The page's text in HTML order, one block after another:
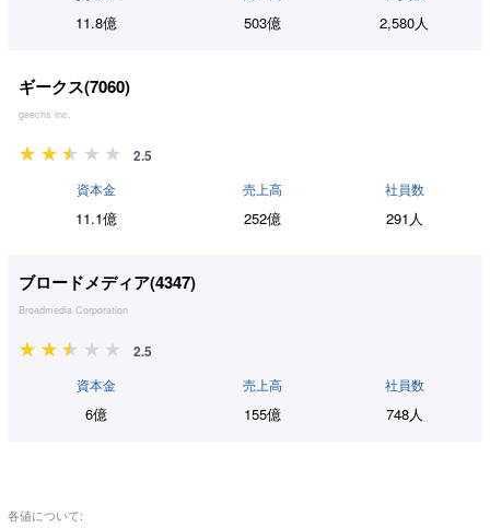
11.8億 503億 2,580人
ギークス(7060)
geechs inc.
2.5
資本金
11.1億
売上高
252億
社員数
291人
ブロードメディア(4347)
Broadmedia Corporation
2.5
資本金
6億
売上高
155億
社員数
748人
各値について: